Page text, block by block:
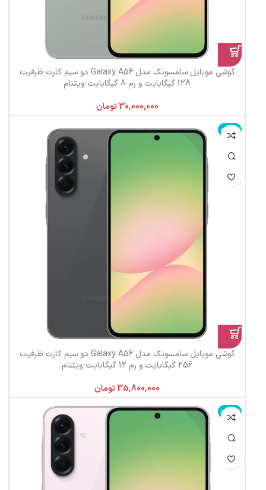
گوشی موبایل سامسونگ مدل Galaxy A56 دو سیم کارت ظرفیت
128 گیگابایت و رم 8 گیگابایت-ویتنام
تومان
ناموجود
گوشی موبایل سامسونگ مدل Galaxy A56 دو سیم کارت ظرفیت
256 گیگابایت و رم 12 گیگابایت-ویتنام
تومان
ناموجود